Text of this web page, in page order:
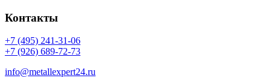
Контакты
+7 (495) 241-31-06
+7 (926) 689-72-73
info@metallexpert24.ru